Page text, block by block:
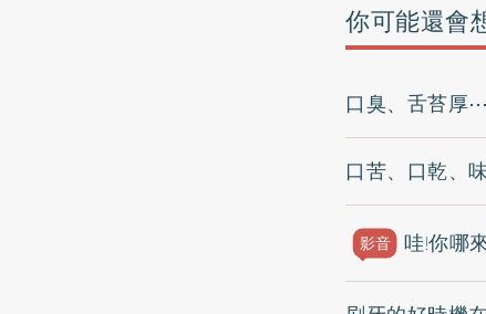
你可能還會
口臭、舌苔厚
口苦、口乾、
影音 哇!你哪